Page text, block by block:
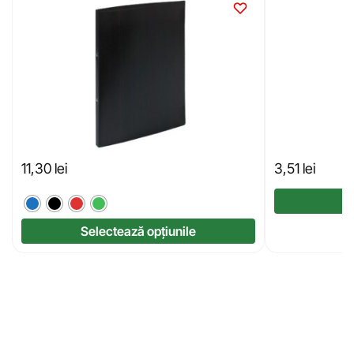
11,30 lei
Selectează opțiunile
3,51 lei